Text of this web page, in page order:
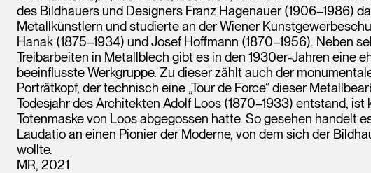
des Bildhauers und Designers Franz Hagenauer (1906–1986)
Metallkünstlern und studierte an der Wiener
Hanak (1875–1934) und Josef Hoffmann (1870–1956). Neben
Treibarbeiten in Metallblech gibt es in den 1930er-Jahren eine
beeinflusste Werkgruppe. Zu dieser zählt auch der
Porträtkopf, der technisch eine „Tour de Force“ dieser
Todesjahr des Architekten Adolf Loos (1870–1933) entstand,
Totenmaske von Loos abgegossen hatte. So gesehen handelt
Laudatio an einen Pionier der Moderne, von dem sich der
wollte.
MR, 2021